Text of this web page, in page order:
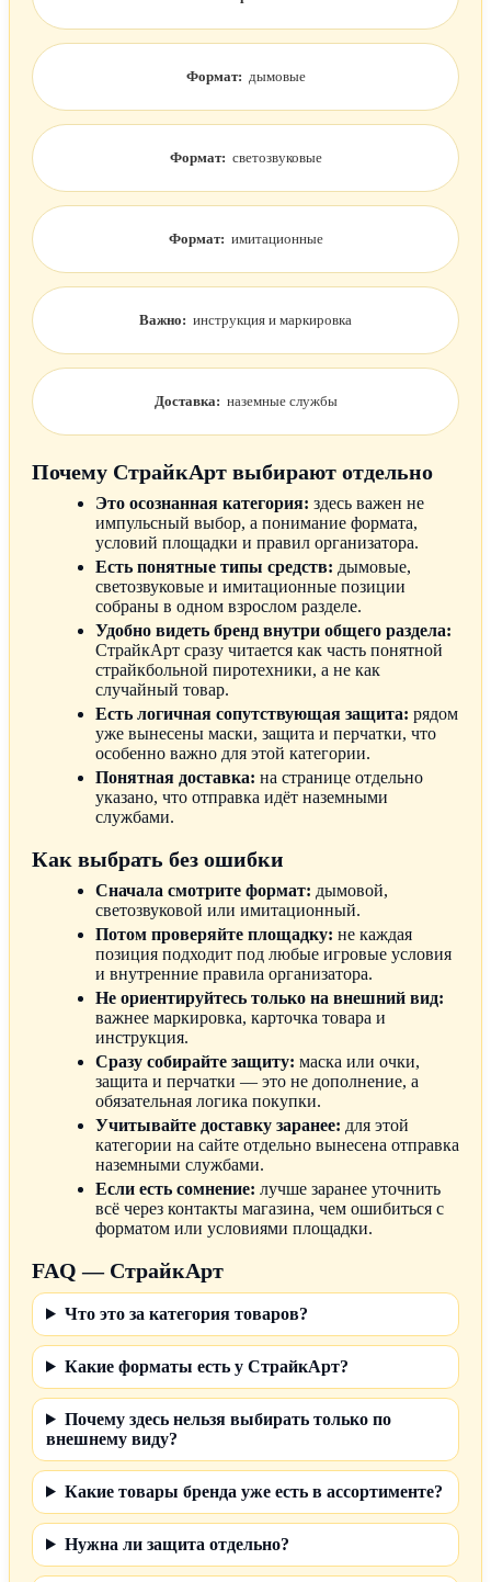
Формат: дымовые
Формат: светозвуковые
Формат: имитационные
Важно: инструкция и маркировка
Доставка: наземные службы
Почему СтрайкАрт выбирают отдельно
Это осознанная категория: здесь важен не
импульсный выбор, а понимание формата,
условий площадки и правил организатора.
Есть понятные типы средств: дымовые,
светозвуковые и имитационные позиции
собраны в одном взрослом разделе.
Удобно видеть бренд внутри общего раздела:
СтрайкАрт сразу читается как часть понятной
страйкбольной пиротехники, а не как
случайный товар.
Есть логичная сопутствующая защита: рядом
уже вынесены маски, защита и перчатки, что
особенно важно для этой категории.
Понятная доставка: на странице отдельно
указано, что отправка идёт наземными
службами.
Как выбрать без ошибки
Сначала смотрите формат: дымовой,
светозвуковой или имитационный.
Потом проверяйте площадку: не каждая
позиция подходит под любые игровые условия
и внутренние правила организатора.
Не ориентируйтесь только на внешний вид:
важнее маркировка, карточка товара и
инструкция.
Сразу собирайте защиту: маска или очки,
защита и перчатки — это не дополнение, а
обязательная логика покупки.
Учитывайте доставку заранее: для этой
категории на сайте отдельно вынесена отправка
наземными службами.
Если есть сомнение: лучше заранее уточнить
всё через контакты магазина, чем ошибиться с
форматом или условиями площадки.
FAQ — СтрайкАрт
Что это за категория товаров?
Какие форматы есть у СтрайкАрт?
Почему здесь нельзя выбирать только по
внешнему виду?
Какие товары бренда уже есть в ассортименте?
Нужна ли защита отдельно?